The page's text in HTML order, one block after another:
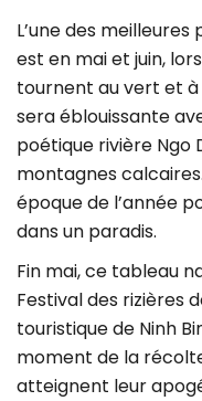
L’une des
est en mai et juin,
tournent au vert et à
sera éblouissante
poétique rivière Ngo
montagnes
époque de l’année
dans un paradis.
Fin mai, ce tableau
Festival des rizières
touristique de Ninh
moment de la
atteignent leur